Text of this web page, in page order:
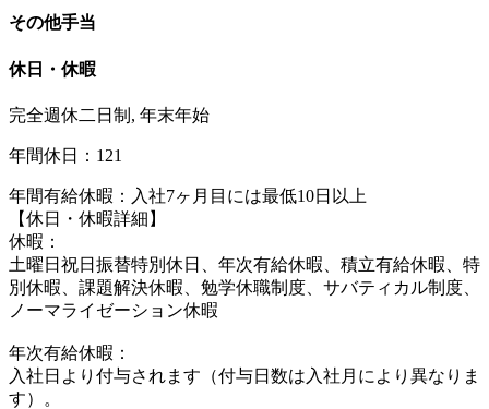
その他手当
休日・休暇
完全週休二日制, 年末年始
年間休日：121
年間有給休暇：入社7ヶ月目には最低10日以上
【休日・休暇詳細】
休暇：
土曜日祝日振替特別休日、年次有給休暇、積立有給休暇、特
別休暇、課題解決休暇、勉学休職制度、サバティカル制度、
ノーマライゼーション休暇
年次有給休暇：
入社日より付与されます（付与日数は入社月により異なりま
す）。